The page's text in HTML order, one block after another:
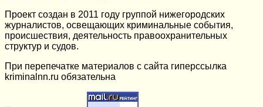
Проект создан в 2011 году группой нижегородских
журналистов, освещающих криминальные события,
происшествия, деятельность правоохранительных
структур и судов.
При перепечатке материалов c сайта гиперссылка
kriminalnn.ru обязательна